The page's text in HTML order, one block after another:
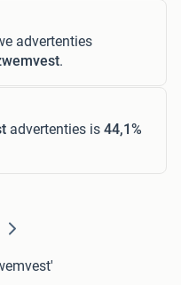
advertenties
.
advertenties is 44,1%